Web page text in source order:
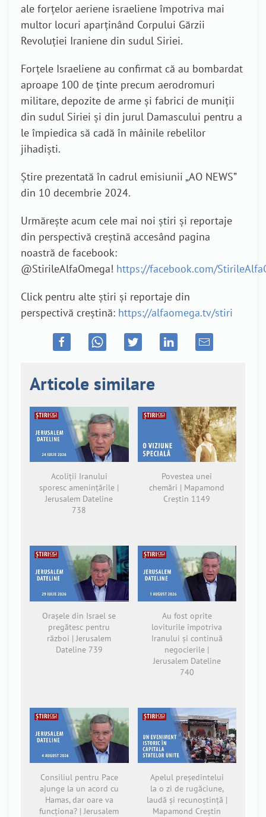
ale forțelor aeriene israeliene împotriva mai
multor locuri aparținând Corpului Gărzii
Revoluției Iraniene din sudul Siriei.
Forțele Israeliene au confirmat că au bombardat
aproape 100 de ținte precum aerodromuri
militare, depozite de arme și fabrici de muniții
din sudul Siriei și din jurul Damascului pentru a
le împiedica să cadă în mâinile rebelilor
jihadiști.
Știre prezentată în cadrul emisiunii „AO NEWS”
din 10 decembrie 2024.
Urmărește acum cele mai noi știri și reportaje
din perspectivă creștină accesând pagina
noastră de facebook:
@StirileAlfaOmega! https://facebook.com/
Click pentru alte știri și reportaje din
perspectivă creștină: https://alfaomega.tv/stiri
Articole similare
Acoliții Iranului
sporesc amenințările |
Jerusalem Dateline
738
Povestea unei
chemări | Mapamond
Creștin 1149
Orașele din Israel se
pregătesc pentru
război | Jerusalem
Dateline 739
Au fost oprite
loviturile împotriva
Iranului și continuă
negocierile |
Jerusalem Dateline
740
Consiliul pentru Pace
ajunge la un acord cu
Hamas, dar oare va
funcționa? | Jerusalem
Apelul președintelui
la o zi de rugăciune,
laudă și recunoștință |
Mapamond Creștin